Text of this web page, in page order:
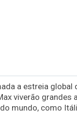
a estreia global
viverão
mundo, como